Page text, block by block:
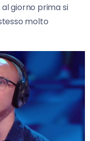
giorno prima si
molto